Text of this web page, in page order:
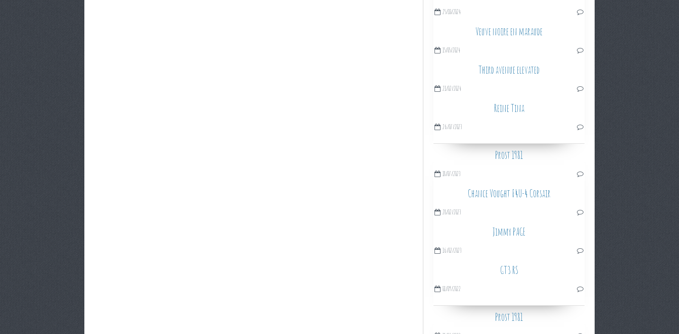
25/10/2024
Veuve noire en maraude
15/05/2024
Third avenue elevated
21/02/2024
Reine Tina
26/07/2023
Prost 1981
18/07/2023
Chance Vought F4U-4 Corsair
28/02/2023
Jimmy PAGE
16/02/2023
GT3 RS
01/09/2022
Prost 1981